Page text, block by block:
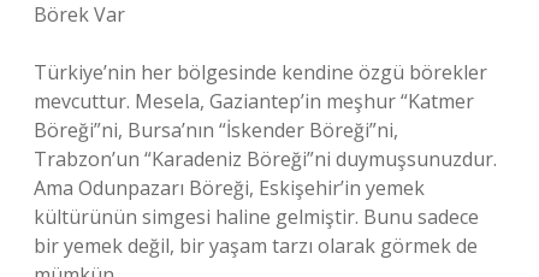
Börek Var
Türkiye’nin her bölgesinde kendine özgü börekler
mevcuttur. Mesela, Gaziantep’in meşhur “Katmer
Böreği”ni, Bursa’nın “İskender Böreği”ni,
Trabzon’un “Karadeniz Böreği”ni duymuşsunuzdur.
Ama Odunpazarı Böreği, Eskişehir’in yemek
kültürünün simgesi haline gelmiştir. Bunu sadece
bir yemek değil, bir yaşam tarzı olarak görmek de